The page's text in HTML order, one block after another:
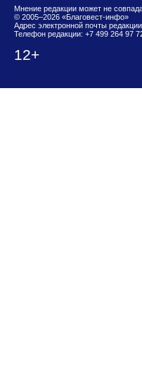
Мнение редакции может не
© 2005–2026 «Благовест-инфо»
Адрес электронной почты
Телефон редакции: +7 499 264 97
12+